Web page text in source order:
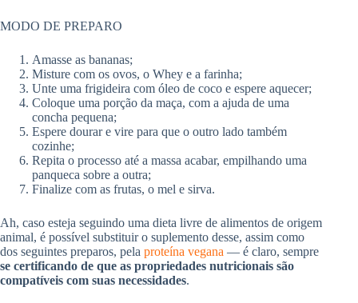
MODO DE PREPARO
Amasse as bananas;
Misture com os ovos, o Whey e a farinha;
Unte uma frigideira com óleo de coco e espere aquecer;
Coloque uma porção da maça, com a ajuda de uma
concha pequena;
Espere dourar e vire para que o outro lado também
cozinhe;
Repita o processo até a massa acabar, empilhando uma
panqueca sobre a outra;
Finalize com as frutas, o mel e sirva.
Ah, caso esteja seguindo uma dieta livre de alimentos de origem
animal, é possível substituir o suplemento desse, assim como
dos seguintes preparos, pela proteína vegana — é claro, sempre
se certificando de que as propriedades nutricionais são
compatíveis com suas necessidades.